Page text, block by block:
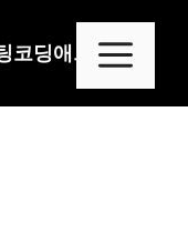
코딩애드센스